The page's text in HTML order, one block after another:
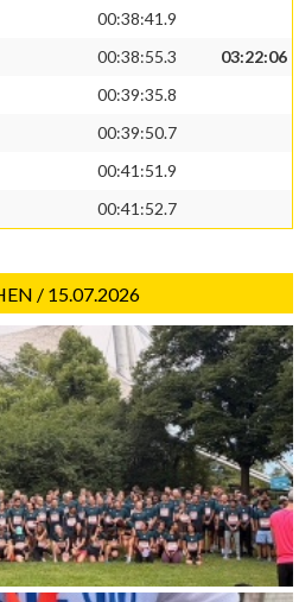
00:38:41.9
00:38:55.3
03:22:06
00:39:35.8
00:39:50.7
00:41:51.9
00:41:52.7
/ 15.07.2026